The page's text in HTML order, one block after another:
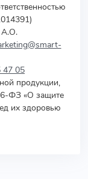
А.О.
47 05
продукции,
ФЗ «О защите
их здоровью